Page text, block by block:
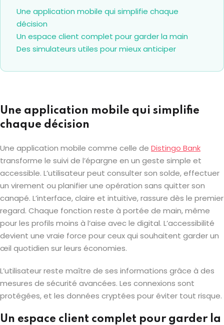
Une application mobile qui simplifie chaque
décision
Un espace client complet pour garder la main
Des simulateurs utiles pour mieux anticiper
Une application mobile qui simplifie
chaque décision
Une application mobile comme celle de Distingo Bank
transforme le suivi de l’épargne en un geste simple et
accessible. L’utilisateur peut consulter son solde, effectuer
un virement ou planifier une opération sans quitter son
canapé. L’interface, claire et intuitive, rassure dès le premier
regard. Chaque fonction reste à portée de main, même
pour les profils moins à l’aise avec le digital. L’accessibilité
devient une vraie force pour ceux qui souhaitent garder un
œil quotidien sur leurs économies.
L’utilisateur reste maître de ses informations grâce à des
mesures de sécurité avancées. Les connexions sont
protégées, et les données cryptées pour éviter tout risque.
Un espace client complet pour garder la